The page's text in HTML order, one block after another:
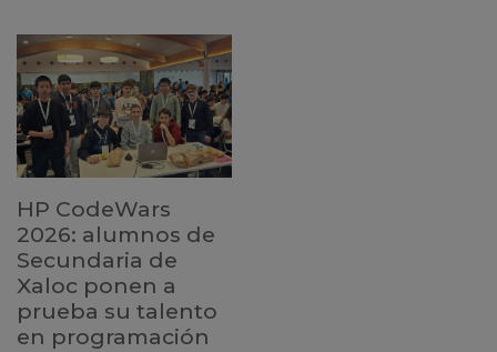
HP CodeWars
2026: alumnos de
Secundaria de
Xaloc ponen a
prueba su talento
en programación